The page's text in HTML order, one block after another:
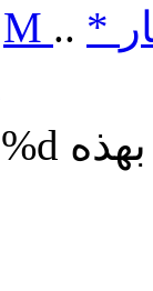
M .. *
%d